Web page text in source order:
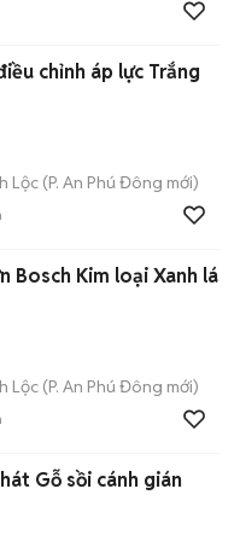
chỉnh áp lực Trắng
Lộc (P. An Phú Đông mới)
Bosch Kim loại Xanh lá
Lộc (P. An Phú Đông mới)
Gỗ sồi cánh gián